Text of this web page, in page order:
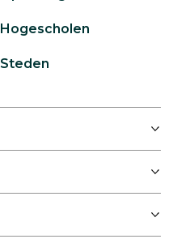
Hogescholen
Steden